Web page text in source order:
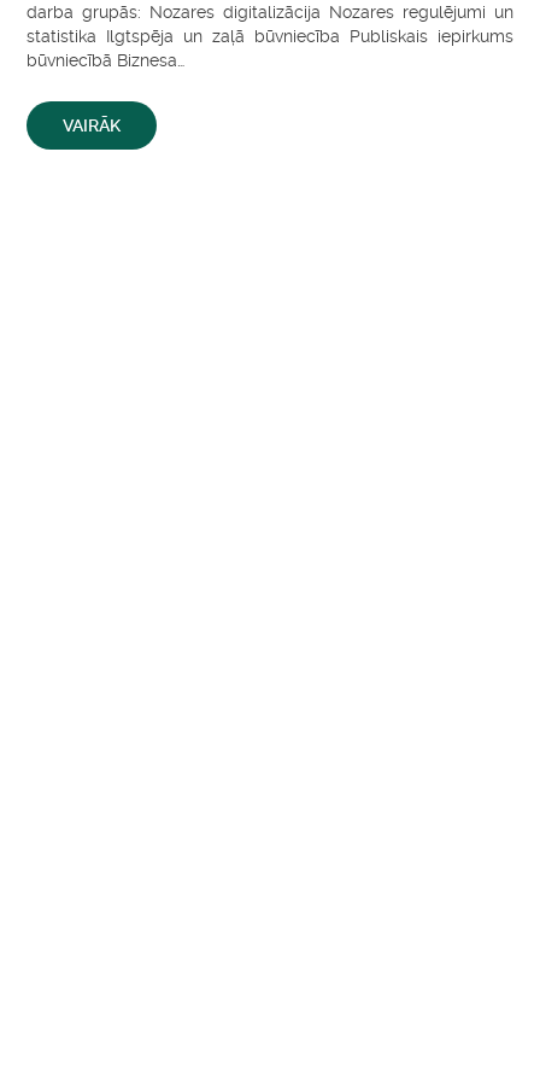
darba grupās: Nozares digitalizācija Nozares regulējumi un
statistika Ilgtspēja un zaļā būvniecība Publiskais iepirkums
būvniecībā Biznesa…
VAIRĀK